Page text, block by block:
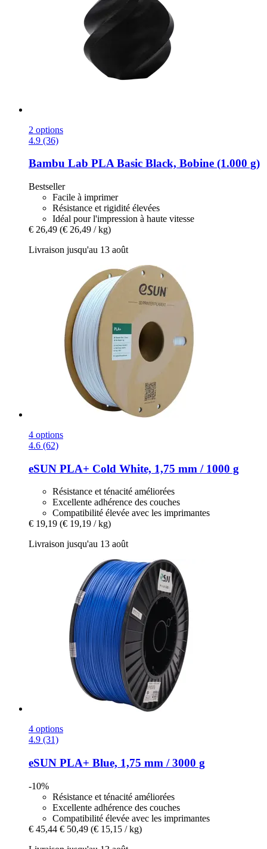
2 options
4.9 (36)
Bambu Lab PLA Basic Black, Bobine (1.000 g)
Bestseller
Facile à imprimer
Résistance et rigidité élevées
Idéal pour l'impression à haute vitesse
€ 26,49 (€ 26,49 / kg)
Livraison jusqu'au 13 août
4 options
4.6 (62)
eSUN PLA+ Cold White, 1,75 mm / 1000 g
Résistance et ténacité améliorées
Excellente adhérence des couches
Compatibilité élevée avec les imprimantes
€ 19,19 (€ 19,19 / kg)
Livraison jusqu'au 13 août
4 options
4.9 (31)
eSUN PLA+ Blue, 1,75 mm / 3000 g
-10%
Résistance et ténacité améliorées
Excellente adhérence des couches
Compatibilité élevée avec les imprimantes
€ 45,44 € 50,49 (€ 15,15 / kg)